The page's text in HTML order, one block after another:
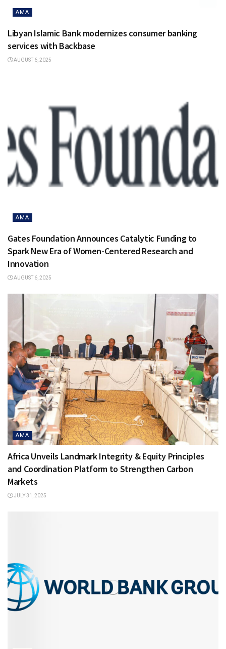
AMA
Libyan Islamic Bank modernizes consumer banking
services with Backbase
AUGUST 6, 2025
AMA
Gates Foundation Announces Catalytic Funding to
Spark New Era of Women-Centered Research and
Innovation
AUGUST 6, 2025
AMA
Africa Unveils Landmark Integrity & Equity Principles
and Coordination Platform to Strengthen Carbon
Markets
JULY 31, 2025